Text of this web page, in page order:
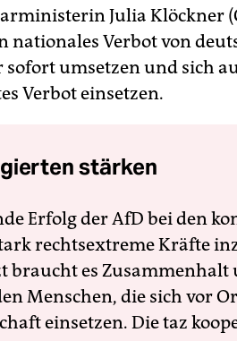
Julia Klöckner
nationales Verbot von
umsetzen und sich
Verbot einsetzen.
stärken
Erfolg der AfD bei den
rechtsextreme Kräfte
braucht es
Menschen, die sich vor
einsetzen. Die taz